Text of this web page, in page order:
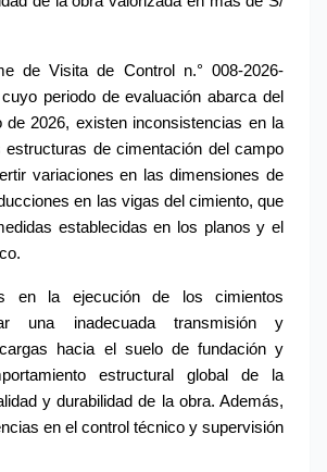
de Visita de Control n.° 008-2026-
periodo de evaluación abarca del
de 2026, existen inconsistencias en la
estructuras de cimentación del campo
variaciones en las dimensiones de
en las vigas del cimiento, que
establecidas en los planos y el
en la ejecución de los cimientos
una inadecuada transmisión y
hacia el suelo de fundación y
estructural global de la
y durabilidad de la obra. Además,
en el control técnico y supervisión